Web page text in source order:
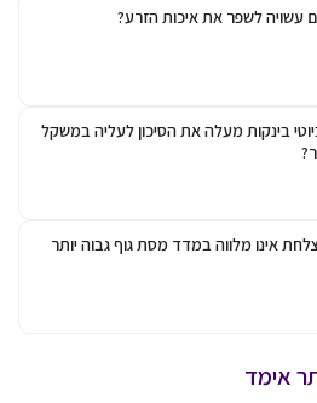
עשויה לשפר את איכות הזרע?
בינקות מעלה את הסיכון לעליה במשקל
אינו מלווה במדד מסת גוף גבוה יותר
אימד